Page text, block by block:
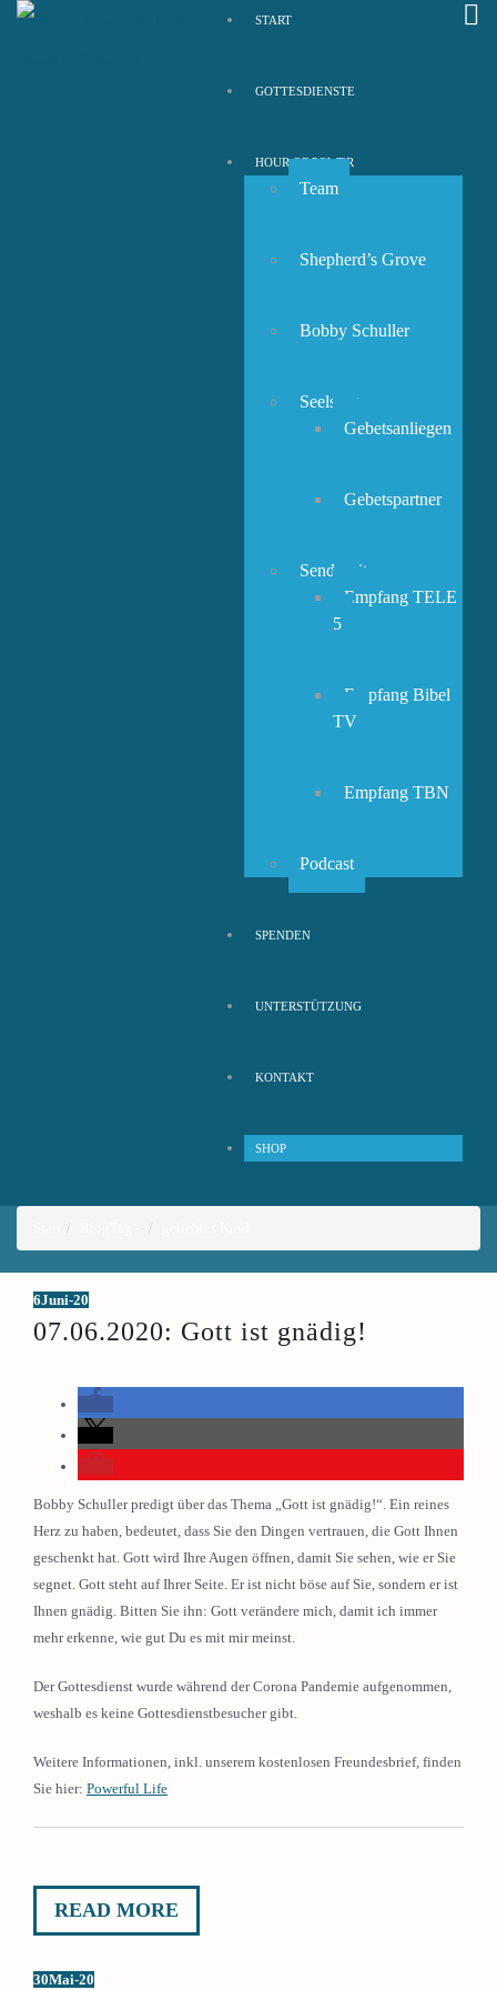
START
GOTTESDIENSTE
HOUR OF POWER
Team
Shepherd’s Grove
Bobby Schuller
Seelsorge
Gebetsanliegen
Gebetspartner
Sendezeiten
Empfang TELE
5
Empfang Bibel
TV
Empfang TBN
Podcast
SPENDEN
UNTERSTÜTZUNG
KONTAKT
SHOP
6Juni-20
07.06.2020: Gott ist gnädig!
Bobby Schuller predigt über das Thema „Gott ist gnädig!“. Ein reines
Herz zu haben, bedeutet, dass Sie den Dingen vertrauen, die Gott Ihnen
geschenkt hat. Gott wird Ihre Augen öffnen, damit Sie sehen, wie er Sie
segnet. Gott steht auf Ihrer Seite. Er ist nicht böse auf Sie, sondern er ist
Ihnen gnädig. Bitten Sie ihn: Gott verändere mich, damit ich immer
mehr erkenne, wie gut Du es mit mir meinst.
Der Gottesdienst wurde während der Corona Pandemie aufgenommen,
weshalb es keine Gottesdienstbesucher gibt.
Weitere Informationen, inkl. unserem kostenlosen Freundesbrief, finden
Sie hier: Powerful Life
READ MORE
30Mai-20